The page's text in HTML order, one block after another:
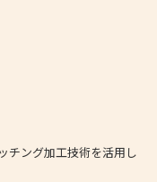
チング加工技術を活用し